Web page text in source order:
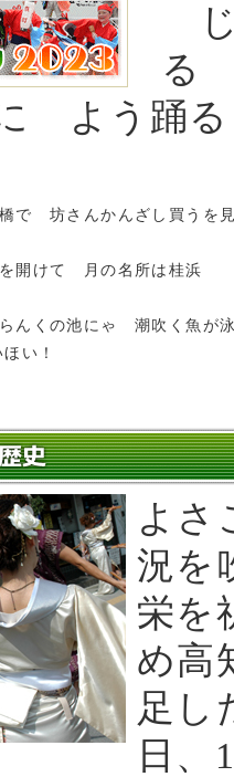
る
よう踊
で 坊さんかんざし買うを
開けて 月の名所は桂浜
んくの池にゃ 潮吹く魚が
い！
よさ
況を
栄を
め高
足し
日、